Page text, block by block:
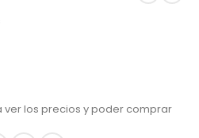
ver los precios y poder comprar